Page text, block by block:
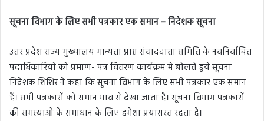
सूचना विभाग के लिए सभी पत्रकार एक समान–निदेशक सूचना
उत्तर प्रदेश राज्य मुख्यालय मान्यता प्राप्त संवाददाता समिति के नवनिर्वाचित
पदाधिकारियों को प्रमाण- पत्र वितरण कार्यक्रम मे बोलते हुये सूचना
निदेशक शिशिर ने कहा कि सूचना विभाग के लिए सभी पत्रकार एक समान
हैं। सभी पत्रकारों को समान भाव से देखा जाता है। सूचना विभाग पत्रकारों
की समस्याओ के समाधान के लिए हमेशा प्रयासरत रहता है।